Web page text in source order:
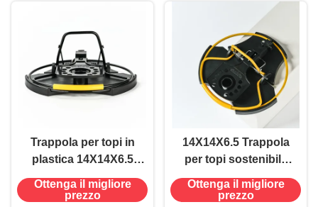
Trappola per topi in
plastica 14X14X6.5
Metallo per captare
topi per una
Ottenga il migliore
prezzo
14X14X6.5 Trappola
per topi sostenibile
per una gestione
efficace e rispettosa
Ottenga il migliore
prezzo